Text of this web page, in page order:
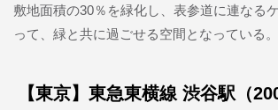
敷地面積の30％を緑化し、表参道に連なる
って、緑と共に過ごせる空間となっている。
【東京】東急東横線 渋谷駅（